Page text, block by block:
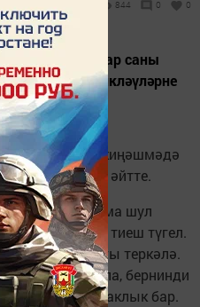
844 0 0
авыручылар саны
әлегә чикләүләрне
була алмый.
Йортында киңәшмәдә
Миңнеханов әйтте.
кимеде, әмма шул
булырга тиеш түгел.
32-36 очрагы теркәлә.
дә кала, бернинди
йомшаклык бар.